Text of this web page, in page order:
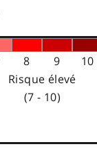
8 9
10
Risque élevé
(7 - 10)